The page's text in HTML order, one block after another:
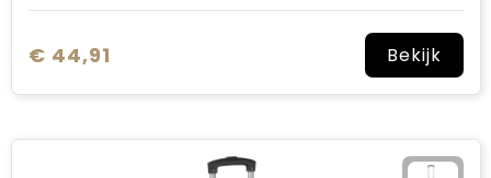
€ 44,91 Bekijk